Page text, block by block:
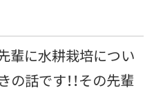
輩に水耕栽培につい
話です！！その先輩